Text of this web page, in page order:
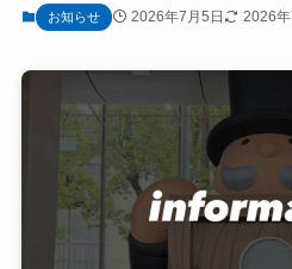
お知らせ 2026年7月5日 2026年